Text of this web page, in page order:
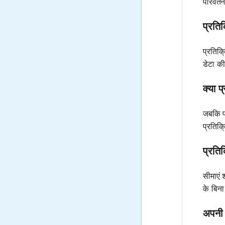
डेटा
क्या
जबकि
सीमाएं
के